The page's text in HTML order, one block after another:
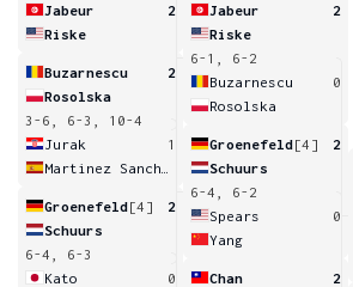
Jabeur
2
Riske
Buzarnescu
2
Rosolska
3-6, 6-3, 10-4
Jurak
1
Groenefeld[4]
2
Schuurs
6-4, 6-3
Kato
0
Jabeur
2
Riske
6-1, 6-2
Buzarnescu
0
Rosolska
Groenefeld[4]
2
Schuurs
6-4, 6-2
Spears
0
Yang
Chan
2